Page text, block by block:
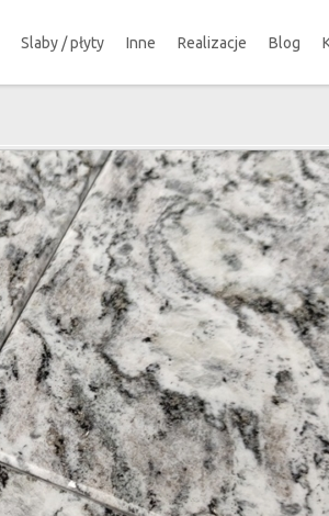
Slaby / płyty Inne Realizacje Blog